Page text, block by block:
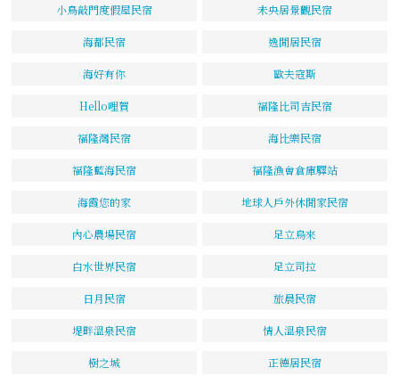
小鳥敲門度假屋民宿 未央居景觀民宿
海都民宿 逸閒居民宿
海好有你 歐夫寇斯
Hello哩賀 福隆比司吉民宿
福隆灣民宿 海比樂民宿
福隆藍海民宿 福隆漁會倉庫驛站
海霞您的家 地球人戶外休閒家民宿
內心農場民宿 足立烏來
白水世界民宿 足立司拉
日月民宿 旅晨民宿
堤畔溫泉民宿 情人溫泉民宿
樹之城 正德居民宿